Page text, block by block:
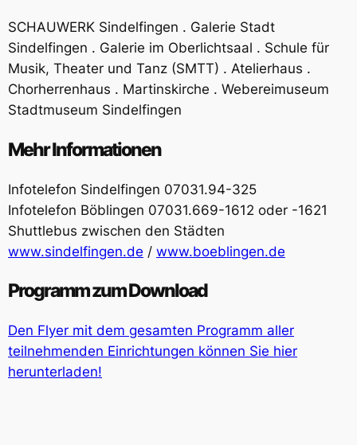
SCHAUWERK Sindelfingen . Galerie Stadt
Sindelfingen . Galerie im Oberlichtsaal . Schule für
Musik, Theater und Tanz (SMTT) . Atelierhaus .
Chorherrenhaus . Martinskirche . Webereimuseum
Stadtmuseum Sindelfingen
Mehr Informationen
Infotelefon Sindelfingen 07031.94-325
Infotelefon Böblingen 07031.669-1612 oder -1621
Shuttlebus zwischen den Städten
www.sindelfingen.de / www.boeblingen.de
Programm zum Download
Den Flyer mit dem gesamten Programm aller
teilnehmenden Einrichtungen können Sie hier
herunterladen!